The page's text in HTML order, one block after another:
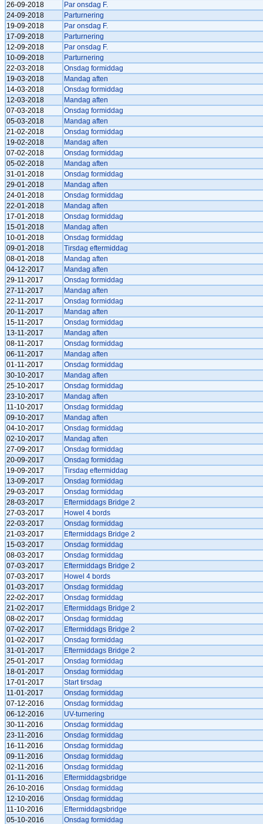
26-09-2018
Par onsdag F.
24-09-2018
Parturnering
19-09-2018
Par onsdag F.
17-09-2018
Parturnering
12-09-2018
Par onsdag F.
10-09-2018
Parturnering
22-03-2018
Onsdag formiddag
19-03-2018
Mandag aften
14-03-2018
Onsdag formiddag
12-03-2018
Mandag aften
07-03-2018
Onsdag formiddag
05-03-2018
Mandag aften
21-02-2018
Onsdag formiddag
19-02-2018
Mandag aften
07-02-2018
Onsdag formiddag
05-02-2018
Mandag aften
31-01-2018
Onsdag formiddag
29-01-2018
Mandag aften
24-01-2018
Onsdag formiddag
22-01-2018
Mandag aften
17-01-2018
Onsdag formiddag
15-01-2018
Mandag aften
10-01-2018
Onsdag formiddag
09-01-2018
Tirsdag eftermiddag
08-01-2018
Mandag aften
04-12-2017
Mandag aften
29-11-2017
Onsdag formiddag
27-11-2017
Mandag aften
22-11-2017
Onsdag formiddag
20-11-2017
Mandag aften
15-11-2017
Onsdag formiddag
13-11-2017
Mandag aften
08-11-2017
Onsdag formiddag
06-11-2017
Mandag aften
01-11-2017
Onsdag formiddag
30-10-2017
Mandag aften
25-10-2017
Onsdag formiddag
23-10-2017
Mandag aften
11-10-2017
Onsdag formiddag
09-10-2017
Mandag aften
04-10-2017
Onsdag formiddag
02-10-2017
Mandag aften
27-09-2017
Onsdag formiddag
20-09-2017
Onsdag formiddag
19-09-2017
Tirsdag eftermiddag
13-09-2017
Onsdag formiddag
29-03-2017
Onsdag formiddag
28-03-2017
Eftermiddags Bridge 2
27-03-2017
Howel 4 bords
22-03-2017
Onsdag formiddag
21-03-2017
Eftermiddags Bridge 2
15-03-2017
Onsdag formiddag
08-03-2017
Onsdag formiddag
07-03-2017
Eftermiddags Bridge 2
07-03-2017
Howel 4 bords
01-03-2017
Onsdag formiddag
22-02-2017
Onsdag formiddag
21-02-2017
Eftermiddags Bridge 2
08-02-2017
Onsdag formiddag
07-02-2017
Eftermiddags Bridge 2
01-02-2017
Onsdag formiddag
31-01-2017
Eftermiddags Bridge 2
25-01-2017
Onsdag formiddag
18-01-2017
Onsdag formiddag
17-01-2017
Start tirsdag
11-01-2017
Onsdag formiddag
07-12-2016
Onsdag formiddag
06-12-2016
UV-turnering
30-11-2016
Onsdag formiddag
23-11-2016
Onsdag formiddag
16-11-2016
Onsdag formiddag
09-11-2016
Onsdag formiddag
02-11-2016
Onsdag formiddag
01-11-2016
Eftermiddagsbridge
26-10-2016
Onsdag formiddag
12-10-2016
Onsdag formiddag
11-10-2016
Eftermiddagsbridge
05-10-2016
Onsdag formiddag